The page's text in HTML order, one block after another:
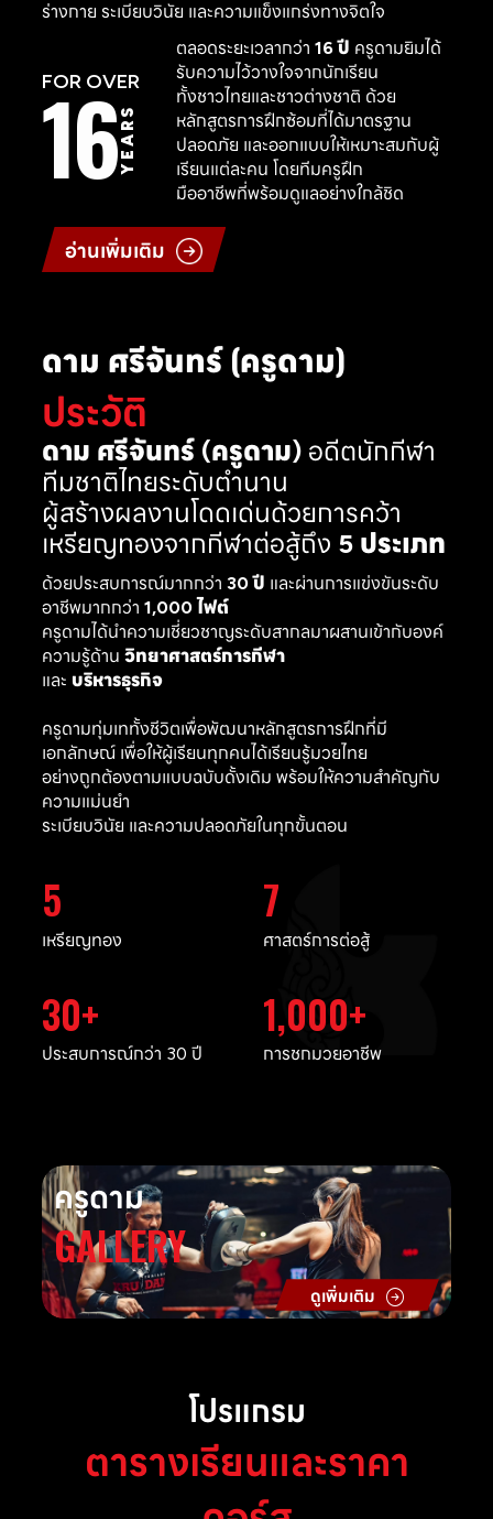
ร่างกาย ระเบียบวินัย และความแข็งแกร่งทางจิตใจ
FOR OVER
16YEARS
ตลอดระยะเวลากว่า 16 ปี ครูดามยิมได้
รับความไว้วางใจจากนักเรียน
ทั้งชาวไทยและชาวต่างชาติ ด้วย
หลักสูตรการฝึกซ้อมที่ได้มาตรฐาน
ปลอดภัย และออกแบบให้เหมาะสมกับผู้
เรียนแต่ละคน โดยทีมครูฝึก
มืออาชีพที่พร้อมดูแลอย่างใกล้ชิด
อ่านเพิ่มเติม
ดาม ศรีจันทร์ (ครูดาม)
ประวัติ
ดาม ศรีจันทร์ (ครูดาม)อดีตนักกีฬา
ทีมชาติไทยระดับตำนาน
ผู้สร้างผลงานโดดเด่นด้วยการคว้า
เหรียญทองจากกีฬาต่อสู้ถึง 5 ประเภท
ด้วยประสบการณ์มากกว่า 30 ปี และผ่านการแข่งขันระดับ
อาชีพมากกว่า 1,000 ไฟต์
ครูดามได้นำความเชี่ยวชาญระดับสากลมาผสานเข้ากับองค์
ความรู้ด้าน วิทยาศาสตร์การกีฬา
และ บริหารธุรกิจ
ครูดามทุ่มเททั้งชีวิตเพื่อพัฒนาหลักสูตรการฝึกที่มี
เอกลักษณ์ เพื่อให้ผู้เรียนทุกคนได้เรียนรู้มวยไทย
อย่างถูกต้องตามแบบฉบับดั้งเดิม พร้อมให้ความสำคัญกับ
ความแม่นยำ
ระเบียบวินัย และความปลอดภัยในทุกขั้นตอน
5
เหรียญทอง
7
ศาสตร์การต่อสู้
30
ประสบการณ์กว่า 30 ปี
1,000
การชกมวยอาชีพ
ครูดาม
GALLERY
ดูเพิ่มเติม
โปรแกรม
ตารางเรียนและราคา